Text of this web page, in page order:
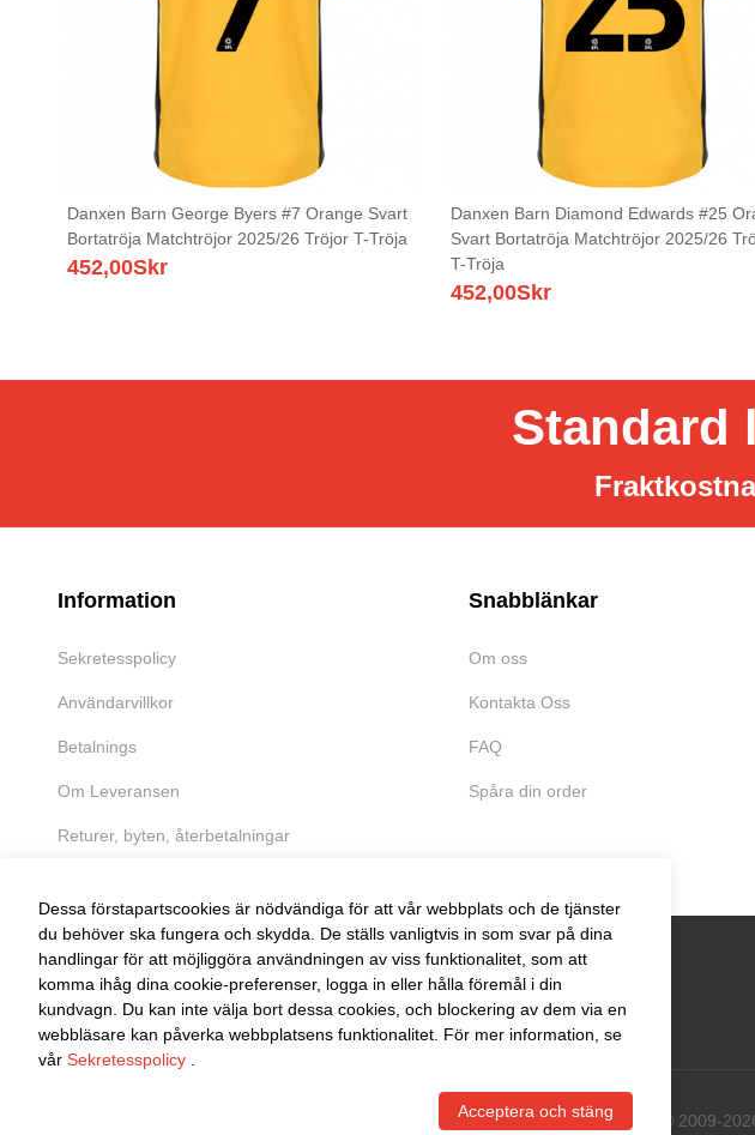
Danxen Barn George Byers #7 Orange Svart
Bortatröja Matchtröjor 2025/26 Tröjor T-Tröja
452,00Skr
Danxen Barn Diamond Edwards #25
Svart Bortatröja Matchtröjor 2025/26
T-Tröja
452,00Skr
Standard
Information
Sekretesspolicy
Användarvillkor
Betalnings
Om Leveransen
Returer, byten, återbetalningar
Snabblänkar
Om oss
Kontakta Oss
FAQ
Spåra din order
FRI RETUR
Enkel retur inom 30 dagar
Copyright © 2009-
Dessa förstapartscookies är nödvändiga för att vår webbplats och de tjänster
du behöver ska fungera och skydda. De ställs vanligtvis in som svar på dina
handlingar för att möjliggöra användningen av viss funktionalitet, som att
komma ihåg dina cookie-preferenser, logga in eller hålla föremål i din
kundvagn. Du kan inte välja bort dessa cookies, och blockering av dem via en
webbläsare kan påverka webbplatsens funktionalitet. För mer information, se
vår Sekretesspolicy
Acceptera och stäng